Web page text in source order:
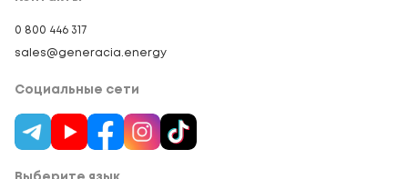
0 800 446 317
sales@generacia.energy
Социальные сети